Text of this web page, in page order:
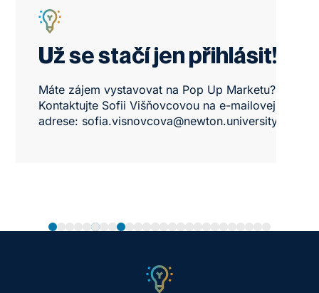
Už se stačí jen přihlásit!
Máte zájem vystavovat na Pop Up Marketu?
Kontaktujte Sofii Višňovcovou na e-mailovej
adrese: sofia.visnovcova@newton.university